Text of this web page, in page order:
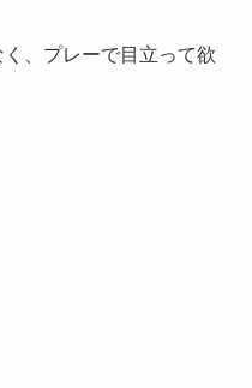
、プレーで目立って欲